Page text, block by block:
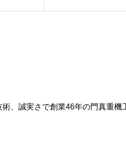
、誠実さで創業46年の門真重機